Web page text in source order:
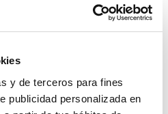
y de terceros para fines
publicidad personalizada en
Tracción